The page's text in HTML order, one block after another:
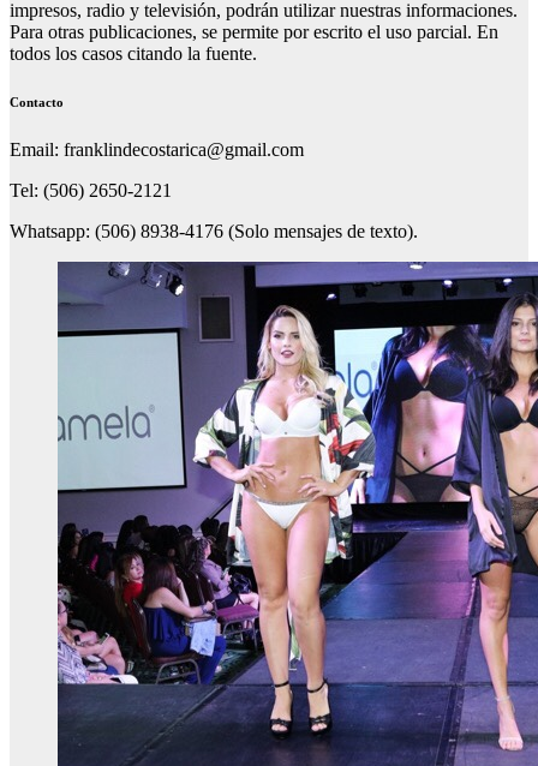
impresos, radio y televisión, podrán utilizar nuestras informaciones.
Para otras publicaciones, se permite por escrito el uso parcial. En
todos los casos citando la fuente.
Contacto
Email: franklindecostarica@gmail.com
Tel: (506) 2650-2121
Whatsapp: (506) 8938-4176 (Solo mensajes de texto).